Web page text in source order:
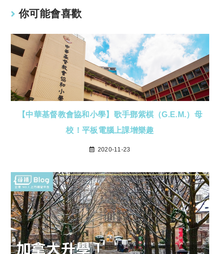
你可能會喜歡
【中華基督教會協和小學】歌手鄧紫棋（G.E.M.）母
校！平板電腦上課增樂趣
2020-11-23